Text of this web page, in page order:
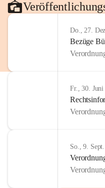
Do., 27.
Bezüge
Fr., 30. Juni
So., 9.